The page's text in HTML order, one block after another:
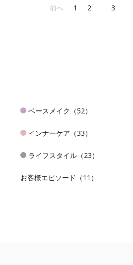
前へ 1 2 3
ベースメイク（52）
インナーケア（33）
ライフスタイル（23）
お客様エピソード（11）